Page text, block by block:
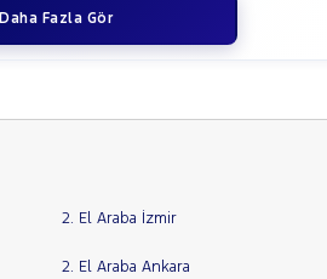
Daha Fazla Gör
2. El Araba İzmir
2. El Araba Ankara